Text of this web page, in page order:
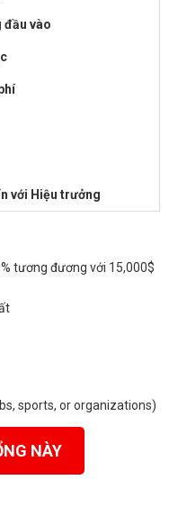
đầu vào
với Hiệu trưởng
tương đương với 15,000$
sports, or organizations)
NÀY